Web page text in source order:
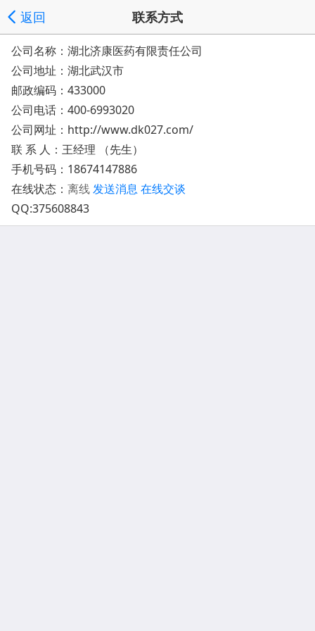
返回 联系方式
公司名称：湖北济康医药有限责任公司
公司地址： 湖北武汉市
邮政编码：433000
公司电话： 400-6993020
公司网址： http://www.dk027.com/
联 系 人：王经理 （先生）
手机号码： 18674147886
在线状态： 离线发送消息 在线交谈
QQ:375608843